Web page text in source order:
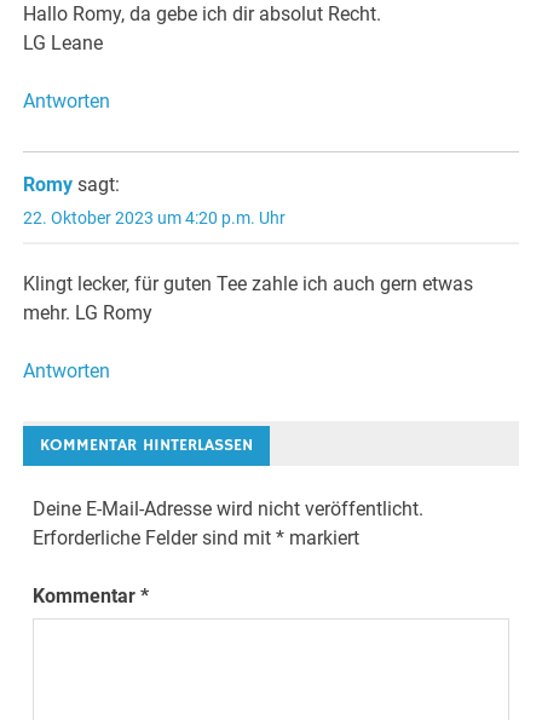
Hallo Romy, da gebe ich dir absolut Recht.
LG Leane
Antworten
Romy sagt:
22. Oktober 2023 um 4:20 p.m. Uhr
Klingt lecker, für guten Tee zahle ich auch gern etwas
mehr. LG Romy
Antworten
KOMMENTAR HINTERLASSEN
Deine E-Mail-Adresse wird nicht veröffentlicht.
Erforderliche Felder sind mit* markiert
Kommentar*